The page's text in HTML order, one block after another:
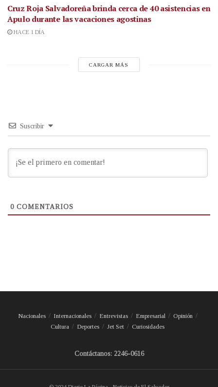
Cruz Roja Salvadoreña brinda cerca de 40 asistencias en
Apulo durante las vacaciones agostinas
HACE 1 DÍA
CARGAR MÁS
Suscribir
0 COMENTARIOS
Nacionales Internacionales Entrevistas Empresarial
Opinión
Cultura
Deportes Jet Set Curiosidades
Contáctanos: 2246-0616